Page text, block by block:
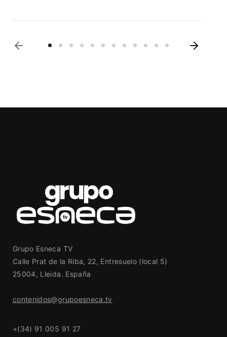
Grupo Esneca TV
Calle Prat de la Riba, 22, Entresuelo (local 5)
25004, Lleida. España
contenidos@grupoesneca.tv
+(34) 91 005 91 27